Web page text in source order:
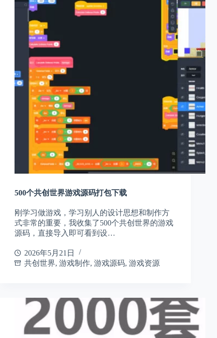
500个共创世界游戏源码打包下载
刚学习做游戏，学习别人的设计思想和制作方
式非常的重要，我收集了500个共创世界的游戏
源码，直接导入即可看到设…
2026年5月21日
共创世界, 游戏制作, 游戏源码, 游戏资源